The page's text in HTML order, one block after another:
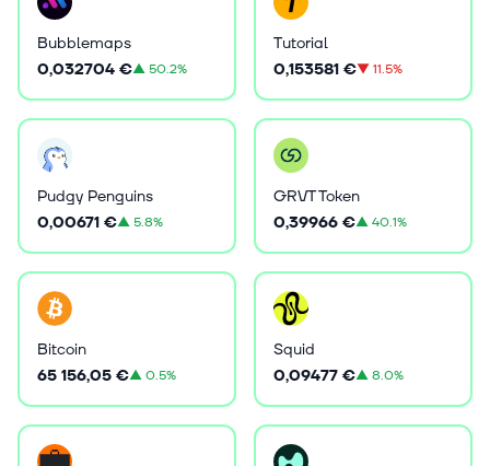
Bubblemaps
0,032704 €▲50.2%
Tutorial
0,153581 €▼11.5%
Pudgy Penguins
0,00671 €▲5.8%
GRVT Token
0,39966 €▲40.1%
Bitcoin
65 156,05 €▲0.5%
Squid
0,09477 €▲8.0%